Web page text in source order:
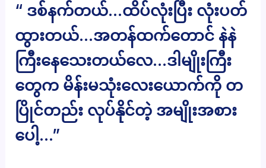
“ ဒစ်နက်တယ်…ထိပ်လုံးပြီး လုံးပတ်
ထွားတယ်…အတန်ထက်တောင် နဲနဲ
ကြီးနေသေးတယ်လေ…ဒါမျိုးကြီး
တွေက မိန်းမသုံးလေးယောက်ကို တ
ပြိုင်တည်း လုပ်နိုင်တဲ့ အမျိုးအစား
ပေါ့…”